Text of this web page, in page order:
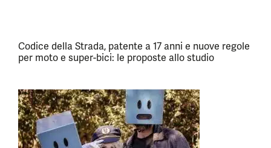
Codice della Strada, patente a 17 anni e nuove regole
per moto e super-bici: le proposte allo studio